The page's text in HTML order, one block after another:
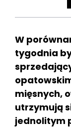
W
tygodnia
mięsnych,
utrzymują
jednolitym